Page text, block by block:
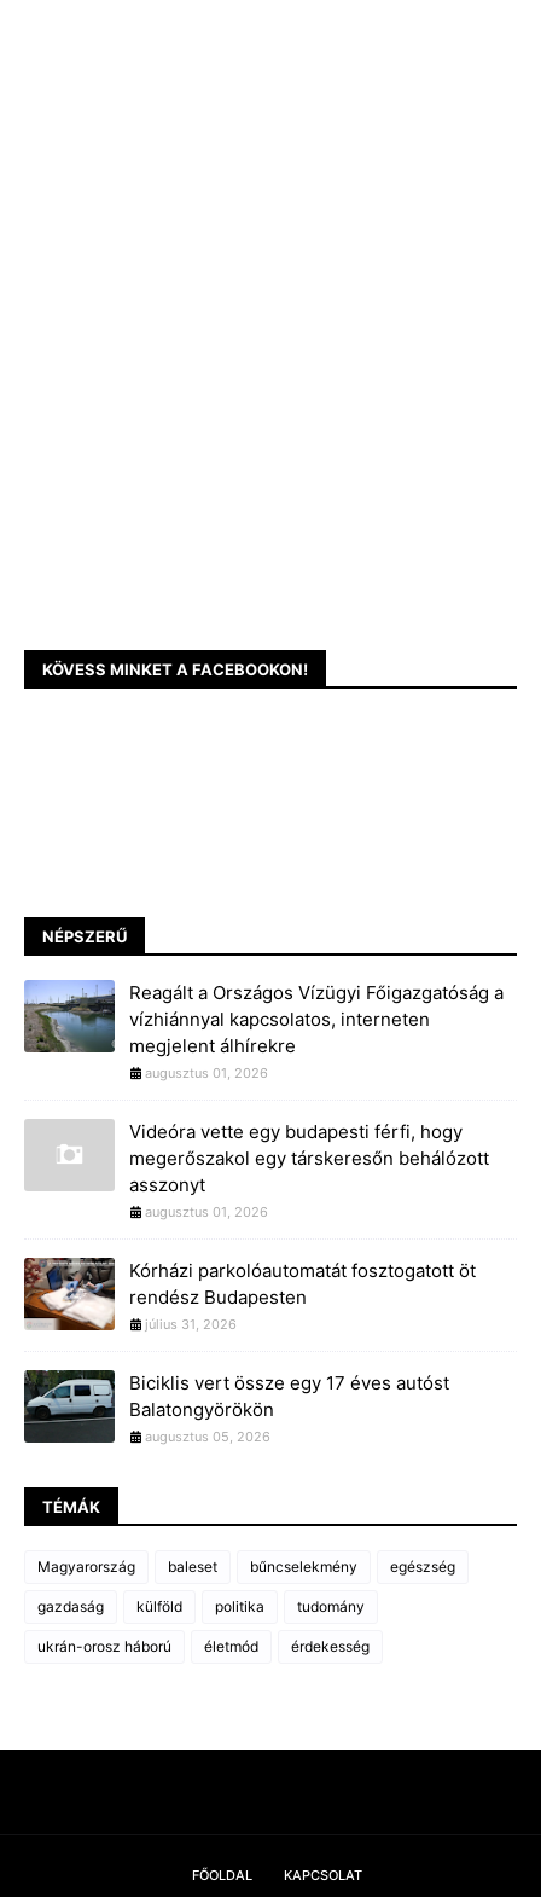
KÖVESS MINKET A FACEBOOKON!
NÉPSZERŰ
Reagált a Országos Vízügyi Főigazgatóság a
vízhiánnyal kapcsolatos, interneten
megjelent álhírekre
augusztus 01, 2026
Videóra vette egy budapesti férfi, hogy
megerőszakol egy társkeresőn behálózott
asszonyt
augusztus 01, 2026
Kórházi parkolóautomatát fosztogatott öt
rendész Budapesten
július 31, 2026
Biciklis vert össze egy 17 éves autóst
Balatongyörökön
augusztus 05, 2026
TÉMÁK
Magyarország baleset bűncselekmény egészség
gazdaság külföld politika tudomány
ukrán-orosz háború életmód érdekesség
FŐOLDAL KAPCSOLAT